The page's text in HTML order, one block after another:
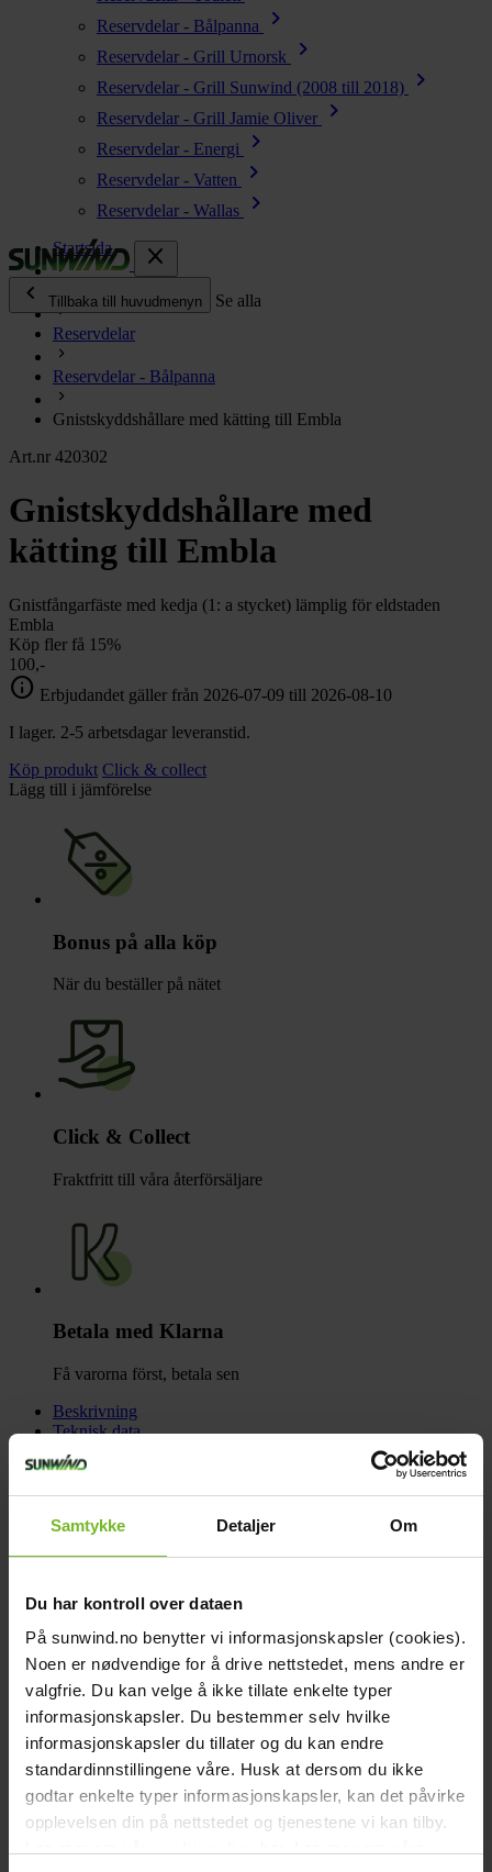
Samtykke Detaljer Om
Du har kontroll over dataen
På sunwind.no benytter vi informasjonskapsler (cookies).
Noen er nødvendige for å drive nettstedet, mens andre er
valgfrie. Du kan velge å ikke tillate enkelte typer
informasjonskapsler. Du bestemmer selv hvilke
informasjonskapsler du tillater og du kan endre
standardinnstillingene våre. Husk at dersom du ikke
godtar enkelte typer informasjonskapsler, kan det påvirke
opplevelsen din på nettstedet og tjenestene vi kan tilby.
Reservdelar - Bålpanna chevron_right
Reservdelar - Grill Urnorsk chevron_right
Reservdelar - Grill Sunwind (2008 till 2018) chevron_right
Reservdelar - Grill Jamie Oliver chevron_right
Reservdelar - Energi chevron_right
Reservdelar - Vatten chevron_right
Reservdelar - Wallas
chevron_right
close
chevron_left
Tillbaka till huvudmenyn Se alla
Energi chevron_right
Kök & Gasol chevron_right
Värme chevron_right
Vatten
Toalett chevron_right
Grill & Fritid chevron_right
Lacanche
Startsida
Reservdelar
Reservdelar - Bålpanna
Gnistskyddshållare med kätting till Embla
Art.nr 420302
Gnistskyddshållare med
kätting till Embla
Gnistfångarfäste med kedja (1: a stycket) lämplig för eldstaden
Embla
Köp fler få 15%
100,-
info Erbjudandet gäller från 2026-07-09 till 2026-08-10
I lager. 2-5 arbetsdagar leveranstid.
Köp produkt Click & collect
Lägg till i jämförelse
Bonus på alla köp
När du beställer på nätet
Click & Collect
Fraktfritt till våra återförsäljare
Betala med Klarna
Få varorna först, betala sen
Beskrivning
Teknisk data
Recensioner
Tillbehör
Frakt och villkor
Gnistfångarfäste med kedja (1: a stycket) lämplig för eldstaden
uppsättning för eldstaden måste du lägga till 3 stycken i
kundvagnen.
Teknisk data
Varumärke:Sunwind
Paketets dimensioner
Bredd (cm):
Höjd (cm):9
Längd (cm):26
Vikt (kg):0,5
Tillbehör